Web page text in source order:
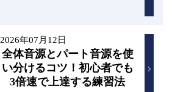
2026年07月12日
全体音源とパート音源を使
い分けるコツ！初心者でも
3倍速で上達する練習法